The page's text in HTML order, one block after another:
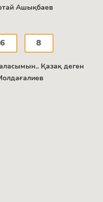
Ашықбаев
6 8
Қазақ деген